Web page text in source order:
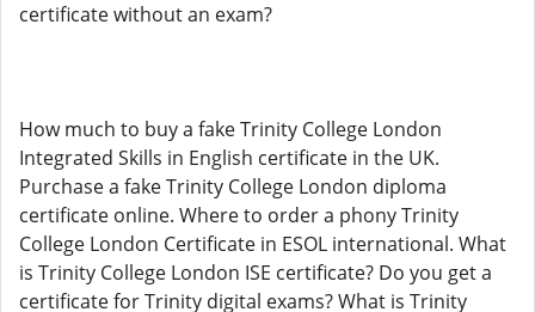
certificate without an exam?
How much to buy a fake Trinity College London
Integrated Skills in English certificate in the UK.
Purchase a fake Trinity College London diploma
certificate online. Where to order a phony Trinity
College London Certificate in ESOL international. What
is Trinity College London ISE certificate? Do you get a
certificate for Trinity digital exams? What is Trinity